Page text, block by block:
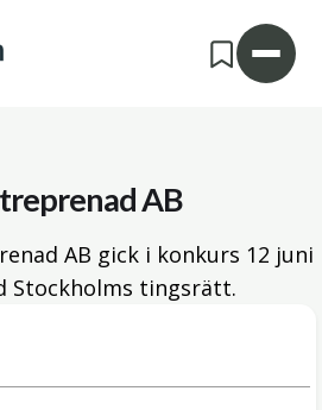
AB
AB gick i konkurs 12 juni
Stockholms tingsrätt.